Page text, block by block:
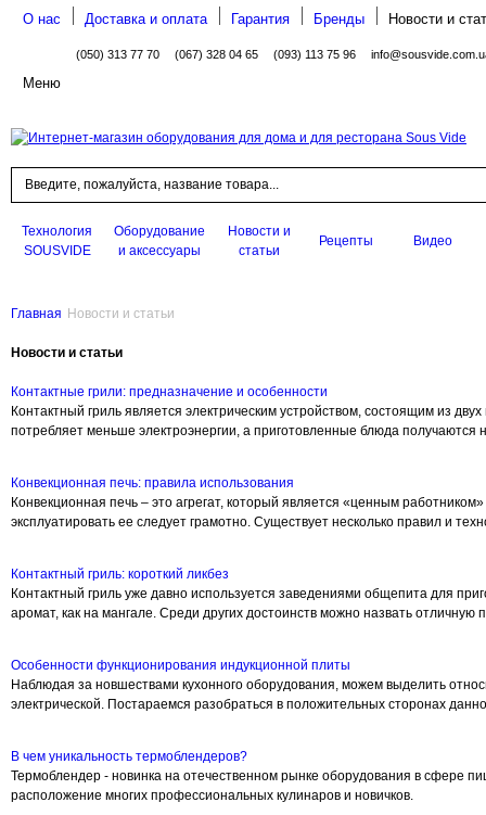
О нас Доставка и оплата Гарантия Бренды Новости и
(050) 313 77 70 (067) 328 04 65 (093) 113 75 96
Меню
Технология
SOUSVIDE
Оборудование
и аксессуары
Новости и
статьи
Рецепты Видео
Главная Новости и статьи
Новости и статьи
Контактные грили: предназначение и особенности
Контактный гриль является электрическим устройством, состоящим из
потребляет меньше электроэнергии, а приготовленные блюда получаются
Конвекционная печь: правила использования
Конвекционная печь – это агрегат, который является «ценным
эксплуатировать ее следует грамотно. Существует несколько правил и
Контактный гриль: короткий ликбез
Контактный гриль уже давно используется заведениями общепита для
аромат, как на мангале. Среди других достоинств можно назвать
Особенности функционирования индукционной плиты
Наблюдая за новшествами кухонного оборудования, можем выделить
электрической. Постараемся разобраться в положительных сторонах
В чем уникальность термоблендеров?
Термоблендер - новинка на отечественном рынке оборудования в сфере
расположение многих профессиональных кулинаров и новичков.